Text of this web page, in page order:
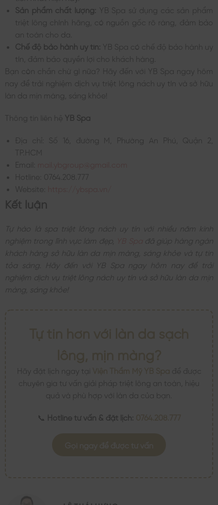
Sản phẩm chất lượng: YB Spa sử dụng các sản phẩm
triệt lông chính hãng, có nguồn gốc rõ ràng, đảm bảo
an toàn cho da.
Chế độ bảo hành uy tín: YB Spa có chế độ bảo hành uy
tín, đảm bảo quyền lợi cho khách hàng.
Bạn còn chần chừ gì nữa? Hãy đến với YB Spa ngay hôm
nay để trải nghiệm dịch vụ triệt lông nách uy tín và sở hữu
làn da mịn màng, sáng khỏe!
Thông tin liên hệ YB Spa
Địa chỉ: Số 16, đường M, Phường An Phú, Quận 2,
TP.HCM
Email:
Hotline: 0764.208.777
Website:
Kết luận
Tự hào là spa triệt lông nách uy tín với nhiều năm kinh
nghiệm trong lĩnh vực làm đẹp,
đã giúp hàng ngàn
khách hàng sở hữu làn da mịn màng, sáng khỏe và tự tin
tỏa sáng. Hãy đến với YB Spa ngay hôm nay để trải
nghiệm dịch vụ triệt lông nách uy tín và sở hữu làn da mịn
màng, sáng khỏe!
Hãy đặt lịch ngay tại
để được
chuyên gia tư vấn giải pháp triệt lông an toàn, hiệu
quả và phù hợp với làn da của bạn.
📞 Hotline tư vấn & đặt lịch: